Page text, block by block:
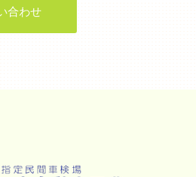
合わせ